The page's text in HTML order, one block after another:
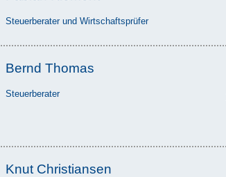
Steuerberater und Wirtschaftsprüfer
Bernd Thomas
Steuerberater
Knut Christiansen